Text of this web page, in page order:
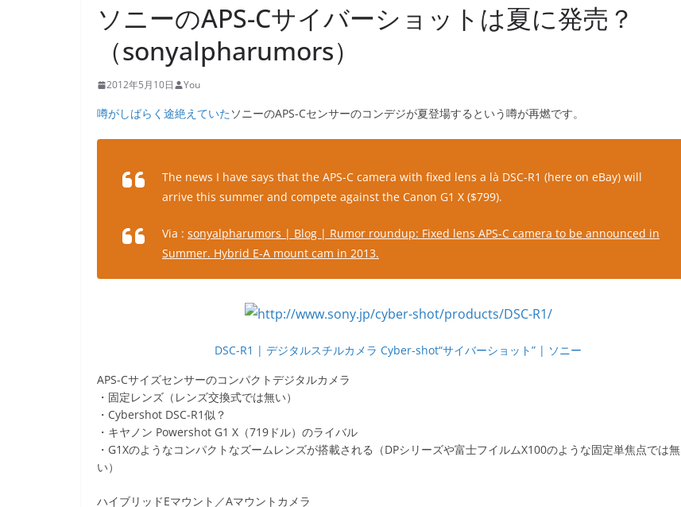
ソニーのAPS-Cサイバーショットは夏に発売？
（sonyalpharumors）
2012年5月10日 You
噂がしばらく途絶えていた ソニーのAPS-Cセンサーのコンデジが夏登場するという噂が再燃です。
The news I have says that the APS-C camera with fixed lens a là DSC-R1 (here on eBay) will
arrive this summer and compete against the Canon G1 X ($799).
Via : sonyalpharumors | Blog | Rumor roundup: Fixed lens APS-C camera to be announced in
Summer. Hybrid E-A mount cam in 2013.
DSC-R1 | デジタルスチルカメラ Cyber-shot“サイバーショット” | ソニー
APS-Cサイズセンサーのコンパクトデジタルカメラ
・固定レンズ（レンズ交換式では無い）
・Cybershot DSC-R1似？
・キヤノン Powershot G1 X（719ドル）のライバル
・G1Xのようなコンパクトなズームレンズが搭載される（DPシリーズや富士フイルムX100のような固定単焦点では無
い）
ハイブリッドEマウント／Aマウントカメラ